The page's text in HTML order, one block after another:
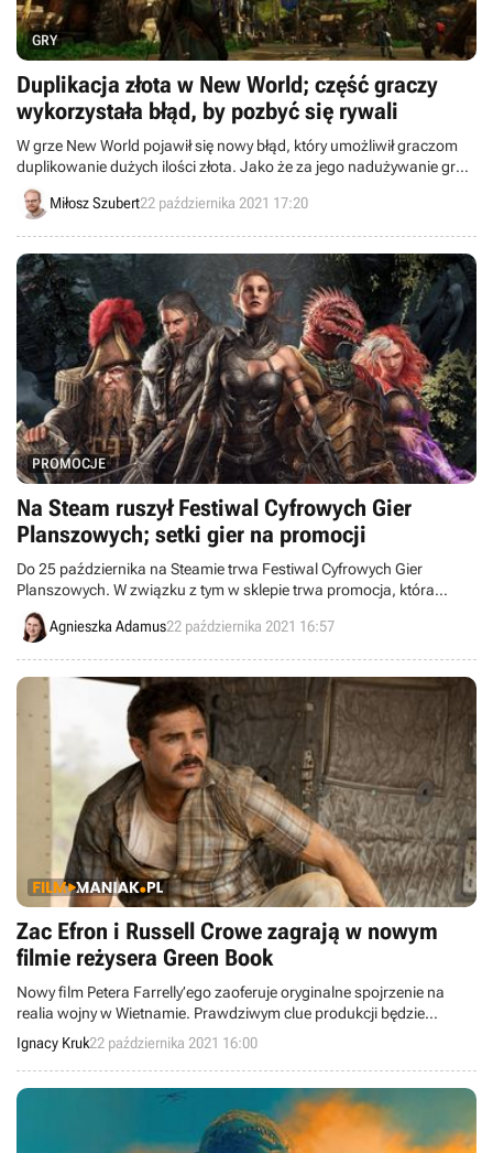
GRY
Duplikacja złota w New World; część graczy
wykorzystała błąd, by pozbyć się rywali
W grze New World pojawił się nowy błąd, który umożliwił graczom
duplikowanie dużych ilości złota. Jako że za jego nadużywanie grozi
ban, niektórzy zaczęli wykorzystywać ten bug, by pozbyć się swoich
rywali.Miłosz Szubert22 października 2021 17:20
PROMOCJE
Na Steam ruszył Festiwal Cyfrowych Gier
Planszowych; setki gier na promocji
Do 25 października na Steamie trwa Festiwal Cyfrowych Gier
Planszowych. W związku z tym w sklepie trwa promocja, która
obejmuje takie tytuły jak Divinity: Original Sin 2, Baldur's Gate 2,
Wingspan i GreedFall.
Agnieszka Adamus22 października 2021 16:57
Zac Efron i Russell Crowe zagrają w nowym
filmie reżysera Green Book
Nowy film Petera Farrelly’ego zaoferuje oryginalne spojrzenie na
realia wojny w Wietnamie. Prawdziwym clue produkcji będzie
niezwykła historia Johna Donahue, który powodowany swoim
przywiązaniem do przyjaciół na froncie postanawia zadbać o ich
morale.
Ignacy Kruk22 października 2021 16:00